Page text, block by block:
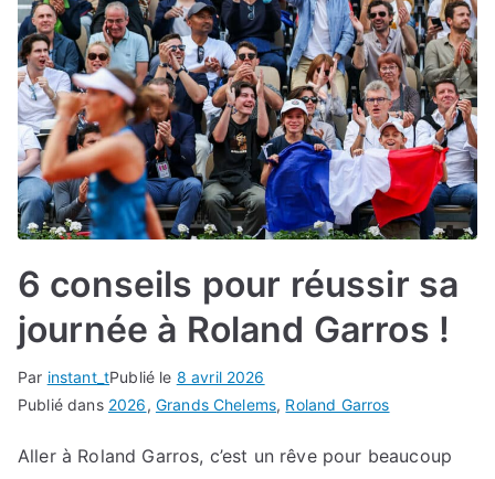
6 conseils pour réussir sa
journée à Roland Garros !
Par instant_tPublié le 8 avril 2026
Publié dans 2026, Grands Chelems, Roland Garros
Aller à Roland Garros, c’est un rêve pour beaucoup